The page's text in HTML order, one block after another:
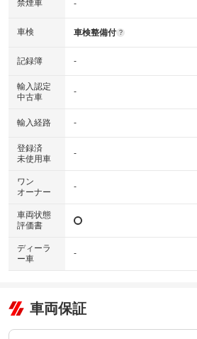
※実際にお渡しするコンディションチェックシ
※グー鑑定の評価はあくまでも記載している
す。車両情報等の詳細は各販売店へお問い合
禁煙車 -
車検 車検整備付 ?
記録簿 -
輸入認定
中古車
-
輸入経路 -
登録済
未使用車
-
ワン
オーナー
-
車両状態
評価書
ディーラ
ー車
-
車両保証